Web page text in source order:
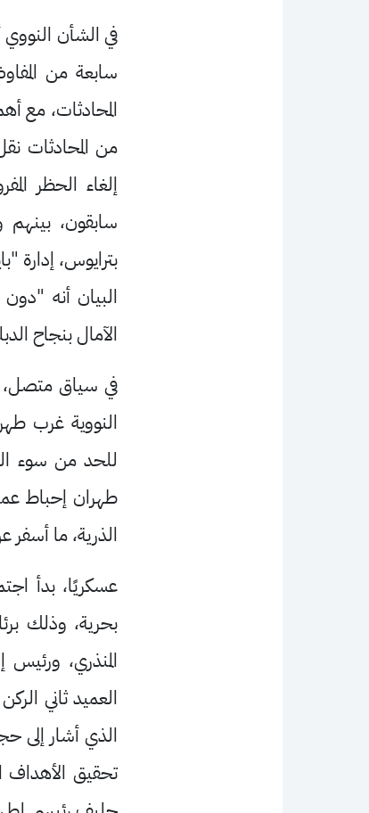
في الشأن
سابعة من
المحادثات، مع
من المحادثات
إلغاء الحظر
سابقون، بينهم
بترايوس، إدارة
البيان أنه
الآمال بنجاح
في سياق متصل،
النووية غرب
طهران إحباط
الذرية، ما
عسكريًا، بدأ
بحرية، وذلك
المنذري، ورئيس
العميد ثاني
الذي أشار إلى
تحقيق الأهداف